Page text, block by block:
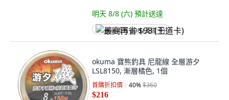
明天 8/8 (六) 預計送達
最高再省 $98 (王道卡)
okuma 寶熊釣具 尼龍線 全層游夕
LSL8150, 漸層橘色, 1個
首購折扣價 40%$360
$216